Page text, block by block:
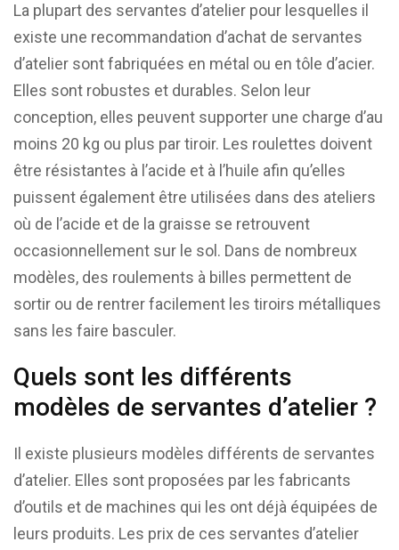
La plupart des servantes d’atelier pour lesquelles il
existe une recommandation d’achat de servantes
d’atelier sont fabriquées en métal ou en tôle d’acier.
Elles sont robustes et durables. Selon leur
conception, elles peuvent supporter une charge d’au
moins 20 kg ou plus par tiroir. Les roulettes doivent
être résistantes à l’acide et à l’huile afin qu’elles
puissent également être utilisées dans des ateliers
où de l’acide et de la graisse se retrouvent
occasionnellement sur le sol. Dans de nombreux
modèles, des roulements à billes permettent de
sortir ou de rentrer facilement les tiroirs métalliques
sans les faire basculer.
Quels sont les différents
modèles de servantes d’atelier ?
Il existe plusieurs modèles différents de servantes
d’atelier. Elles sont proposées par les fabricants
d’outils et de machines qui les ont déjà équipées de
leurs produits. Les prix de ces servantes d’atelier